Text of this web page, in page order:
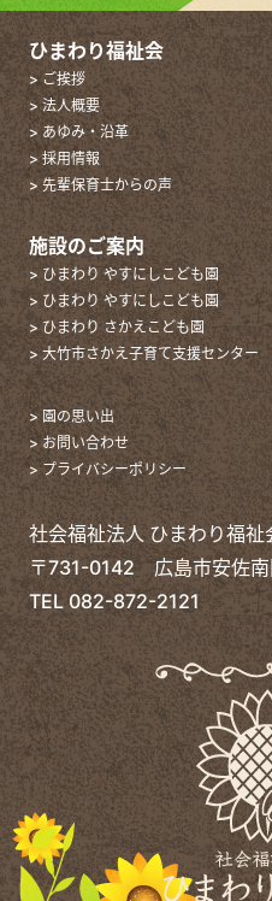
ひまわり福祉会
> ご挨拶
> 法人概要
> あゆみ・沿革
> 採用情報
> 先輩保育士からの声
施設のご案内
> ひまわり やすにしこども園
> ひまわり やすにしこども園
> ひまわり さかえこども園
> 大竹市さかえ子育て支援センター
> 園の思い出
> お問い合わせ
> プライバシーポリシー
社会福祉法人 ひまわり福祉
〒731-0142 広島市安佐
TEL 082-872-2121